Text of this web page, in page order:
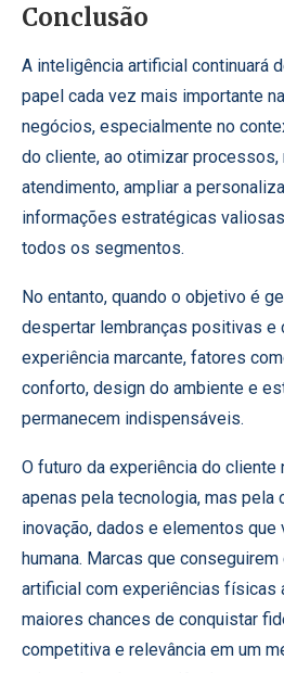
Conclusão
A inteligência artificial continuará
papel cada vez mais importante
negócios, especialmente no
do cliente, ao otimizar processos,
atendimento, ampliar a
informações estratégicas
todos os segmentos.
No entanto, quando o objetivo é
despertar lembranças positivas e
experiência marcante, fatores
conforto, design do ambiente e
permanecem indispensáveis.
O futuro da experiência do cliente
apenas pela tecnologia, mas pela
inovação, dados e elementos que
humana. Marcas que
artificial com experiências físicas
maiores chances de conquistar
competitiva e relevância em um